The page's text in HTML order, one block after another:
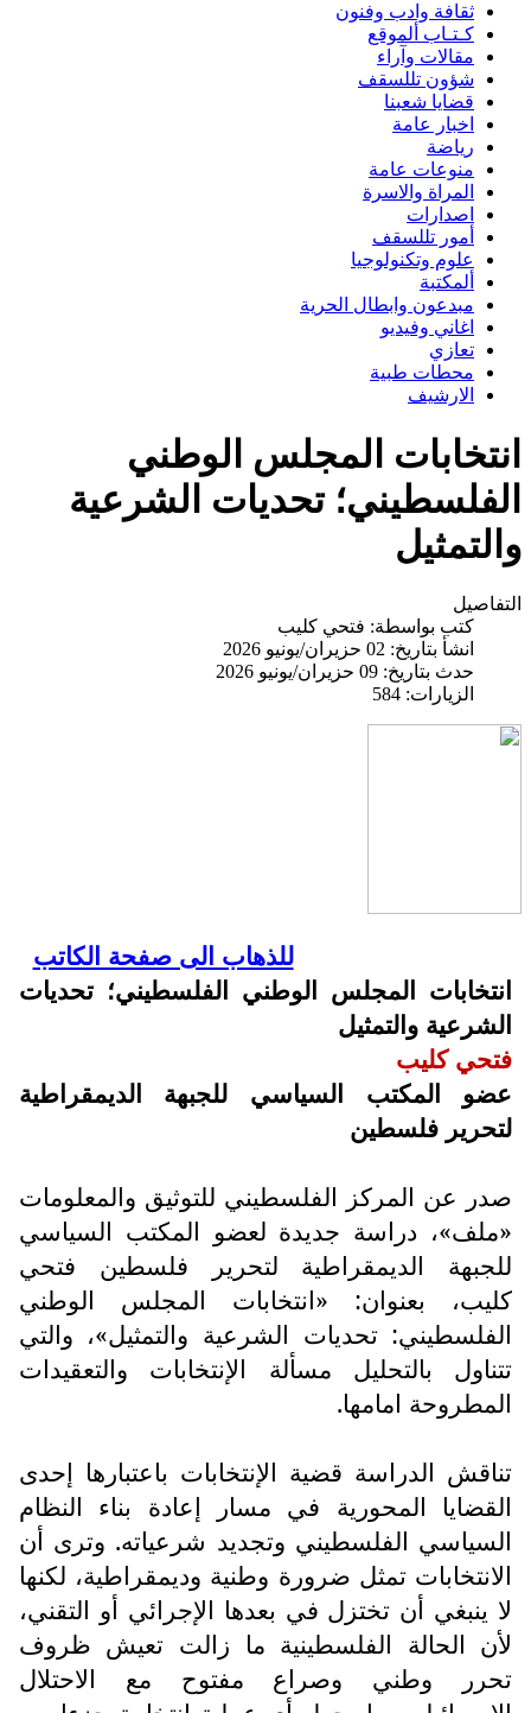
ثقافة وادب وفنون
كـتـاب ألموقع
مقالات وآراء
شؤون تللسقف
قضايا شعبنا
اخبار عامة
رياضة
منوعات عامة
المراة والاسرة
اصدارات
أمور تللسقف
علوم وتكنولوجيا
ألمكتبة
مبدعون وابطال الحرية
اغاني وفيديو
تعازي
محطات طبية
الارشيف
انتخابات المجلس الوطني
الفلسطيني؛ تحديات الشرعية
والتمثيل
التفاصيل
كتب بواسطة: فتحي كليب
انشأ بتاريخ: 02 حزيران/يونيو 2026
حدث بتاريخ: 09 حزيران/يونيو 2026
الزيارات: 584
للذهاب الى صفحة الكاتب
انتخابات المجلس الوطني الفلسطيني؛ تحديات
الشرعية والتمثيل
فتحي كليب
عضو المكتب السياسي للجبهة الديمقراطية
لتحرير فلسطين
صدر عن المركز الفلسطيني للتوثيق والمعلومات
«ملف»، دراسة جديدة لعضو المكتب السياسي
للجبهة الديمقراطية لتحرير فلسطين فتحي
كليب، بعنوان: «انتخابات المجلس الوطني
الفلسطيني: تحديات الشرعية والتمثيل»، والتي
تتناول بالتحليل مسألة الإنتخابات والتعقيدات
المطروحة امامها.
تناقش الدراسة قضية الإنتخابات باعتبارها إحدى
القضايا المحورية في مسار إعادة بناء النظام
السياسي الفلسطيني وتجديد شرعياته. وترى أن
الانتخابات تمثل ضرورة وطنية وديمقراطية، لكنها
لا ينبغي أن تختزل في بعدها الإجرائي أو التقني،
لأن الحالة الفلسطينية ما زالت تعيش ظروف
تحرر وطني وصراع مفتوح مع الاحتلال